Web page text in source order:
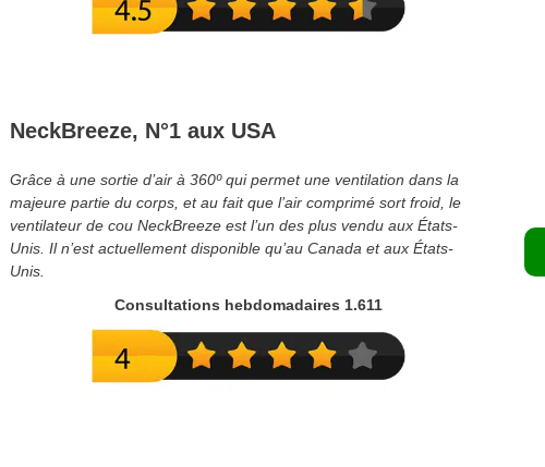
NeckBreeze, N°1 aux USA
Grâce à une sortie d’air à 360º qui permet une ventilation dans la
majeure partie du corps, et au fait que l’air comprimé sort froid, le
ventilateur de cou NeckBreeze est l’un des plus vendu aux États-
Unis. Il n’est actuellement disponible qu’au Canada et aux États-
Unis.
Consultations hebdomadaires 1.611